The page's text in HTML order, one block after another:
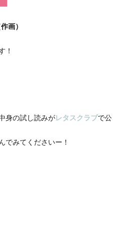
画）
！
身の試し読みがレタスクラブで公
でみてくださいー！